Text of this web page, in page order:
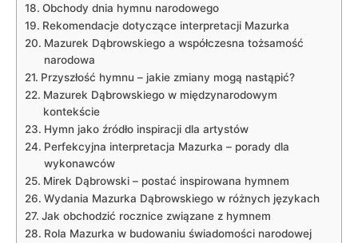
Obchody dnia hymnu narodowego
Rekomendacje dotyczące interpretacji Mazurka
Mazurek Dąbrowskiego a współczesna ⁤tożsamość
narodowa
Przyszłość hymnu –‍ jakie ⁣zmiany mogą nastąpić?
Mazurek Dąbrowskiego w‍ międzynarodowym
kontekście
Hymn jako źródło inspiracji dla artystów
Perfekcyjna interpretacja Mazurka – porady dla
wykonawców
Mirek Dąbrowski – postać inspirowana hymnem
Wydania⁢ Mazurka ⁢Dąbrowskiego w ⁣różnych językach
Jak obchodzić rocznice związane z hymnem
Rola Mazurka ‌w budowaniu świadomości narodowej